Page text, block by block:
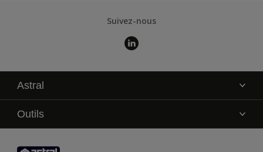
Suivez-nous
Astral
La marque
Service technique
Contact
Outils